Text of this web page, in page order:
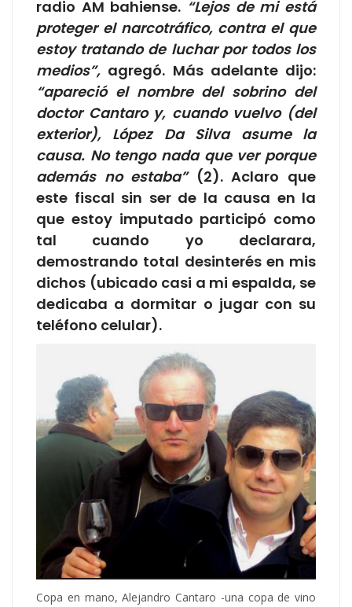
radio AM bahiense. “Lejos de mi está
proteger el narcotráfico, contra el que
estoy tratando de luchar por todos los
medios”, agregó. Más adelante dijo:
“apareció el nombre del sobrino del
doctor Cantaro y, cuando vuelvo (del
exterior), López Da Silva asume la
causa. No tengo nada que ver porque
además no estaba” (2). Aclaro que
este fiscal sin ser de la causa en la
que estoy imputado participó como
tal cuando yo declarara,
demostrando total desinterés en mis
dichos (ubicado casi a mi espalda, se
dedicaba a dormitar o jugar con su
teléfono celular).
Copa en mano, Alejandro Cantaro -una copa de vino